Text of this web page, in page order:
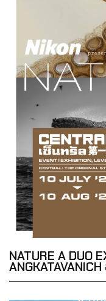
NATURE A DUO